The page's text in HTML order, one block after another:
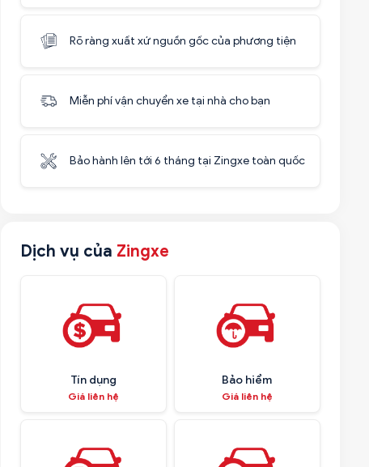
Rõ ràng xuất xứ nguồn gốc của phương tiện
Miễn phí vận chuyển xe tại nhà cho bạn
Bảo hành lên tới 6 tháng tại Zingxe toàn quốc
Dịch vụ của Zingxe
Tín dụng
Giá liên hệ
Bảo hiểm
Giá liên hệ